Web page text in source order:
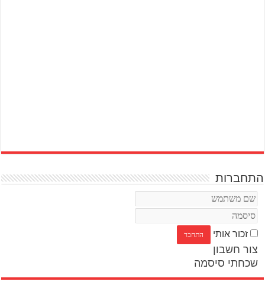
התחברות
זכור אותי
צור חשבון
שכחתי סיסמה